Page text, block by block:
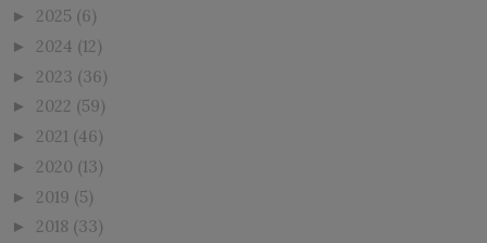
► 2025 (6)
► 2024 (12)
► 2023 (36)
► 2022 (59)
► 2021 (46)
► 2020 (13)
► 2019 (5)
► 2018 (33)